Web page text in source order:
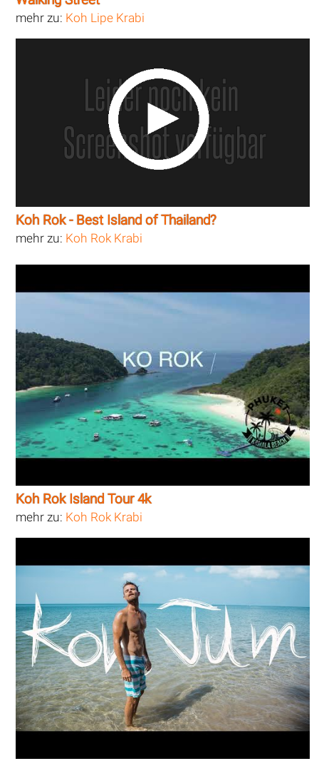
mehr zu: Koh Lipe Krabi
Koh Rok - Best Island of Thailand?
mehr zu: Koh Rok Krabi
Koh Rok Island Tour 4k
mehr zu: Koh Rok Krabi